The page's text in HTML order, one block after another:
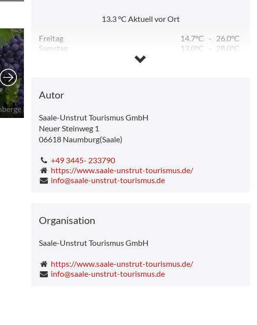
13.3°C Aktuell vor Ort
Freitag 14.7°C - 26.0°C
Samstag
13.0°C -
28.0°C
Autor
Saale-Unstrut Tourismus GmbH
Neuer Steinweg 1
06618 Naumburg(Saale)
+49 3445- 233790
https://www.saale-unstrut-tourismus.de/
info@saale-unstrut-tourismus.de
Organisation
Saale-Unstrut Tourismus GmbH
https://www.saale-unstrut-tourismus.de/
info@saale-unstrut-tourismus.de